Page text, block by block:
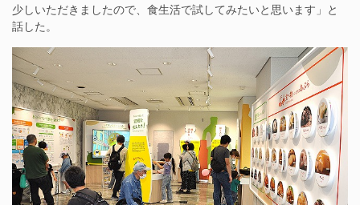
少しいただきましたので、食生活で試してみたいと思います」と
話した。